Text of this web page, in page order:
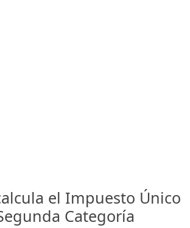
el Impuesto Único
Categoría